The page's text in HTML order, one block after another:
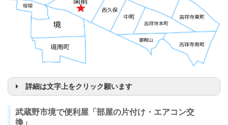
詳細は文字上をクリック願います
武蔵野市境で便利屋「部屋の片付け・エアコン交
換」